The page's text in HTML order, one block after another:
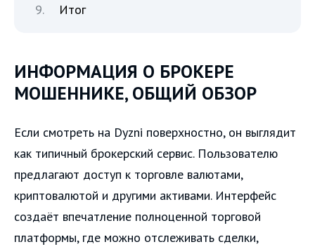
Итог
ИНФОРМАЦИЯ О БРОКЕРЕ
МОШЕННИКЕ, ОБЩИЙ ОБЗОР
Если смотреть на Dyzni поверхностно, он выглядит
как типичный брокерский сервис. Пользователю
предлагают доступ к торговле валютами,
криптовалютой и другими активами. Интерфейс
создаёт впечатление полноценной торговой
платформы, где можно отслеживать сделки,